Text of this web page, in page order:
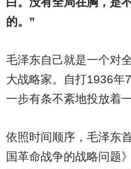
的。”
毛泽东自己就是一个对
大战略家。自打1936年
一步有条不紊地投放着
依照时间顺序，毛泽东
国革命战争的战略问题